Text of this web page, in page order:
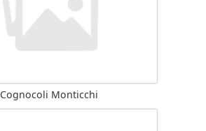
Cognocoli Monticchi